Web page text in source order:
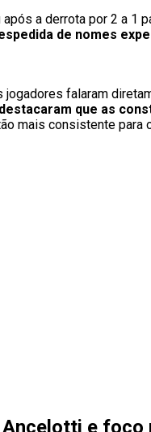
a derrota por 2 a 1
de nomes
jogadores falaram
que as
mais consistente para